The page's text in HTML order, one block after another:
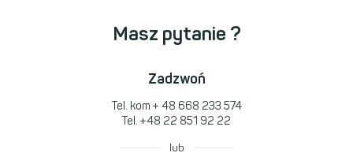
Masz pytanie ?
Zadzwoń
Tel. kom + 48 668 233 574
Tel. +48 22 851 92 22
lub